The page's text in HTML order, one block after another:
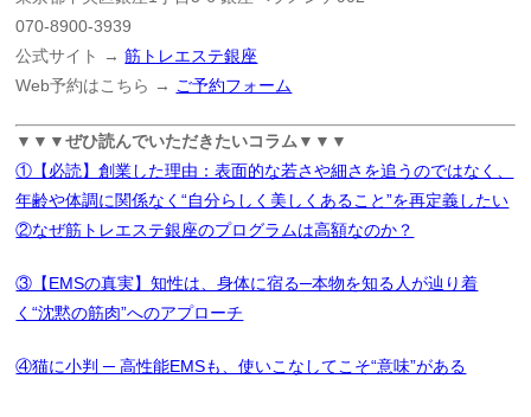
070-8900-3939
公式サイト →筋トレエステ銀座
Web予約はこちら → ご予約フォーム
▼▼▼ぜひ読んでいただきたいコラム▼▼▼
①【必読】創業した理由：表面的な若さや細さを追うのではなく、
年齢や体調に関係なく“自分らしく美しくあること”を再定義したい
②なぜ筋トレエステ銀座のプログラムは高額なのか？
③【EMSの真実】知性は、身体に宿る─本物を知る人が辿り着
く“沈黙の筋肉”へのアプローチ
④猫に小判 ─ 高性能EMSも、使いこなしてこそ“意味”がある